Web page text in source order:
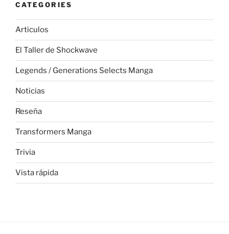
CATEGORIES
Articulos
El Taller de Shockwave
Legends / Generations Selects Manga
Noticias
Reseña
Transformers Manga
Trivia
Vista rápida